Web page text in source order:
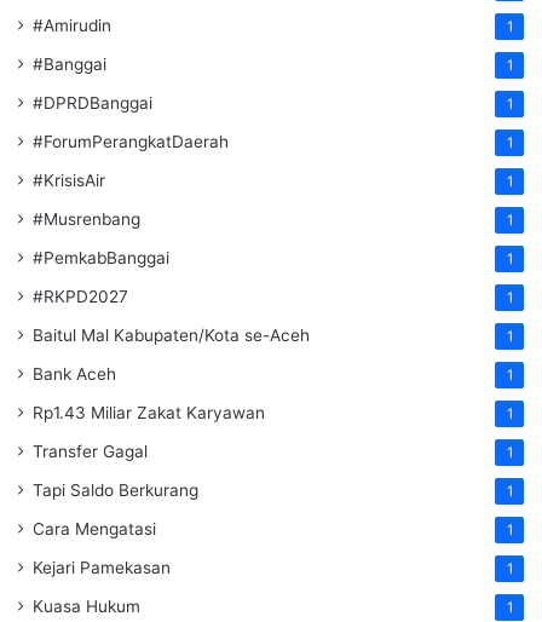
#Amirudin 1
#Banggai 1
#DPRDBanggai 1
#ForumPerangkatDaerah 1
#KrisisAir 1
#Musrenbang 1
#PemkabBanggai 1
#RKPD2027 1
Baitul Mal Kabupaten/Kota se-Aceh 1
Bank Aceh 1
Rp1.43 Miliar Zakat Karyawan 1
Transfer Gagal 1
Tapi Saldo Berkurang 1
Cara Mengatasi 1
Kejari Pamekasan 1
Kuasa Hukum 1